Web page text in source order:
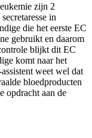
zijn 2
in
die het eerste EC
gebruikt en daarom
blijkt dit EC
komt naar het
weet wel dat
bloedproducten
opdracht aan de